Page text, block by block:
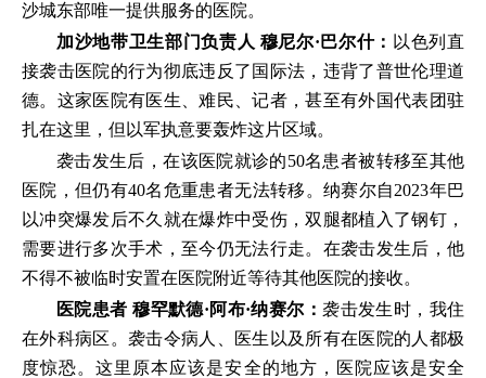
沙城东部唯一提供服务的医院。
加沙地带卫生部门负责人 穆尼尔·巴尔什： 以色列直
接袭击医院的行为彻底违反了国际法，违背了普世伦理道
德。这家医院有医生、难民、记者，甚至有外国代表团驻
扎在这里，但以军执意要轰炸这片区域。
袭击发生后，在该医院就诊的50名患者被转移至其他
医院，但仍有40名危重患者无法转移。纳赛尔自2023年巴
以冲突爆发后不久就在爆炸中受伤，双腿都植入了钢钉，
需要进行多次手术，至今仍无法行走。在袭击发生后，他
不得不被临时安置在医院附近等待其他医院的接收。
医院患者 穆罕默德·阿布·纳赛尔： 袭击发生时，我住
在外科病区。袭击令病人、医生以及所有在医院的人都极
度惊恐。这里原本应该是安全的地方，医院应该是安全